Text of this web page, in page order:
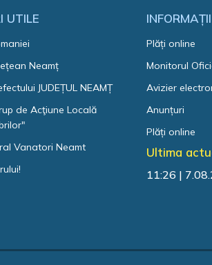
UTILE
Neamț
JUDEȚUL NEAMȚ
de Acţiune Locală
Vanatori Neamt
Plăți online
Monitorul
Avizier
Anunțuri
Plăți online
Ultima
11:26 |